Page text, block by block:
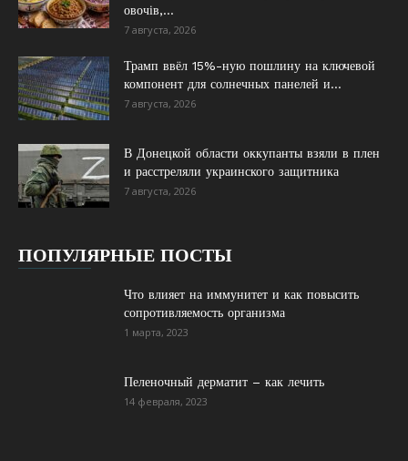
овочів,...
7 августа, 2026
Трамп ввёл 15%-ную пошлину на ключевой
компонент для солнечных панелей и...
7 августа, 2026
В Донецкой области оккупанты взяли в плен
и расстреляли украинского защитника
7 августа, 2026
ПОПУЛЯРНЫЕ ПОСТЫ
Что влияет на иммунитет и как повысить
сопротивляемость организма
1 марта, 2023
Пеленочный дерматит – как лечить
14 февраля, 2023